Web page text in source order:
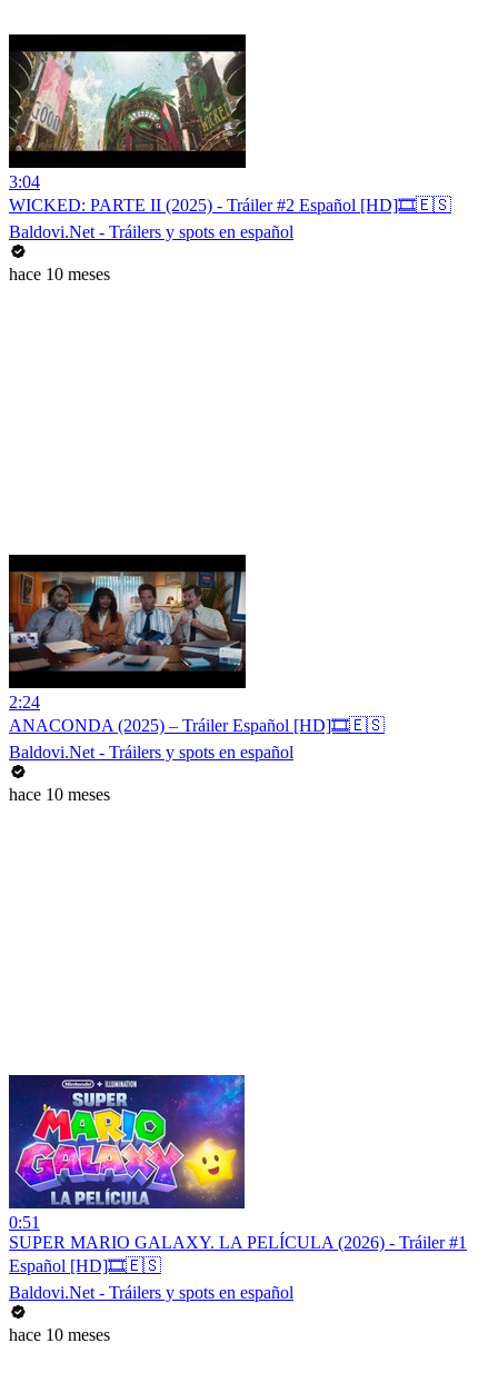
3:04
WICKED: PARTE II (2025) - Tráiler #2 Español [HD]🎞️🇪🇸
Baldovi.Net - Tráilers y spots en español
hace 10 meses
2:24
ANACONDA (2025) – Tráiler Español [HD]🎞️🇪🇸
Baldovi.Net - Tráilers y spots en español
hace 10 meses
0:51
SUPER MARIO GALAXY. LA PELÍCULA (2026) - Tráiler #1
Español [HD]🎞️🇪🇸
Baldovi.Net - Tráilers y spots en español
hace 10 meses